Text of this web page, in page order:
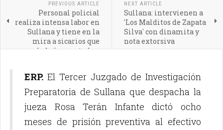
PREVIOUS ARTICLE
Personal policial
realiza intensa labor en
Sullana y tiene en la
mira a sicarios que
habrían matado a
NEXT ARTICLE
Sullana: intervienen a
'Los Malditos de Zapata
Silva' con dinamita y
nota extorsiva
ERP. El Tercer Juzgado de Investigación
Preparatoria de Sullana que despacha la
jueza Rosa Terán Infante dictó ocho
meses de prisión preventiva al efectivo